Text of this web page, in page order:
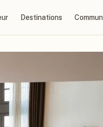
Destinations